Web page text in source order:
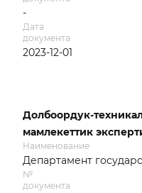
-
Дата
документа
2023-12-01
Долбоордук-
мамлекеттик
Наименование
Департамент
№
документа